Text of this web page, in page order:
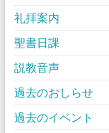
礼拝案内
聖書日課
説教音声
過去のおしらせ
過去のイベント